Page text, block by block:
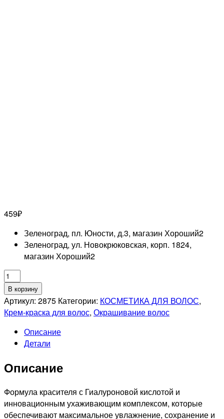
459₽
Зеленоград, пл. Юности, д.3, магазин Хороший2
Зеленоград, ул. Новокрюковская, корп. 1824,
магазин Хороший2
Количество
товара
KAPOUS
PROFESSIONNEL
HYALURONIK
ACID
КРЕМ-
ДЛЯ
ВОЛОС
СВЕТЛЫЙ
В корзину
Артикул: 2875 Категории: КОСМЕТИКА ДЛЯ ВОЛОС,
Крем-краска для волос, Окрашивание волос
Описание
Детали
Описание
Формула красителя с Гиалуроновой кислотой и
инновационным ухаживающим комплексом, которые
обеспечивают максимальное увлажнение, сохранение и